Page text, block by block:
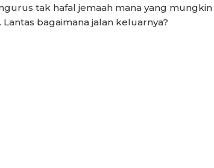
tak hafal jemaah mana yang mungkin
bagaimana jalan keluarnya?